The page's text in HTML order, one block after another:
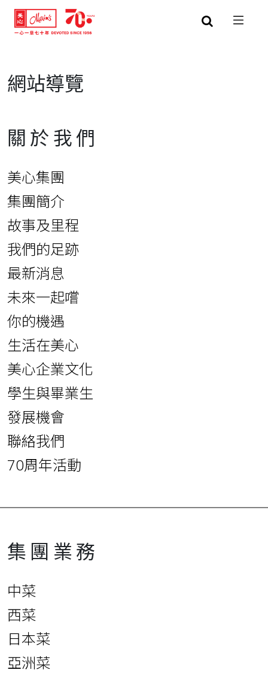
網站導覽
關於我們
美心集團
集團簡介
故事及里程
我們的足跡
最新消息
未來一起嚐
你的機遇
生活在美心
美心企業文化
學生與畢業生
發展機會
聯絡我們
70周年活動
集團業務
中菜
西菜
日本菜
亞洲菜